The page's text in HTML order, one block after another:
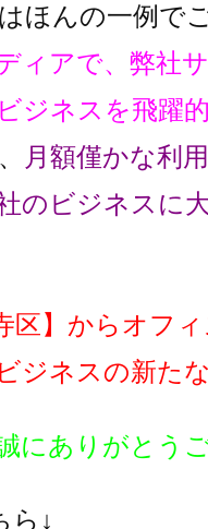
ほんの一例で
ィアで、弊社
ジネスを飛躍
月額僅かな利
のビジネスに
区】からオフ
ジネスの新た
にありがとう
ら↓